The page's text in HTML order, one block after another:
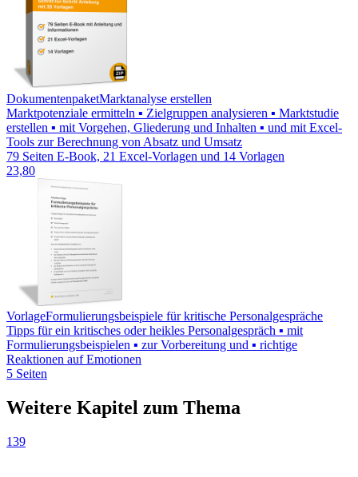
DokumentenpaketMarktanalyse erstellen
Marktpotenziale ermitteln ▪ Zielgruppen analysieren ▪ Marktstudie
erstellen ▪ mit Vorgehen, Gliederung und Inhalten ▪ und mit Excel-
Tools zur Berechnung von Absatz und Umsatz
79 Seiten E-Book, 21 Excel-Vorlagen und 14 Vorlagen
23,80
VorlageFormulierungsbeispiele für kritische Personalgespräche
Tipps für ein kritisches oder heikles Personalgespräch ▪ mit
Formulierungsbeispielen ▪ zur Vorbereitung und ▪ richtige
Reaktionen auf Emotionen
5 Seiten
Weitere Kapitel zum Thema
139